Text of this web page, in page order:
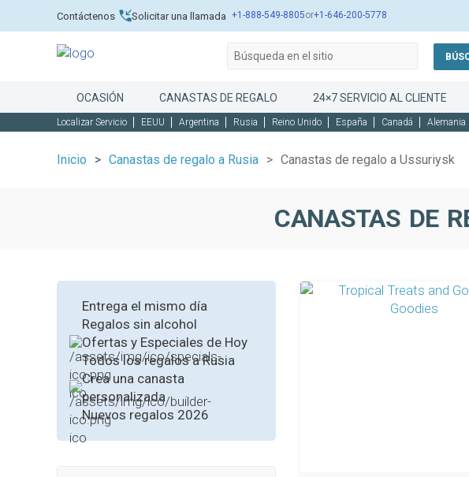
Contáctenos Solicitar una llamada +1-888-549-8805or+1-646-200-5778
OCASIÓN CANASTAS DE REGALO 24×7 SERVICIO AL CLIENTE
Localizar Servicio EEUU Argentina Rusia Reino Unido España Canadá Alemania
Inicio Canastas de regalo a Rusia Canastas de regalo a Ussuriysk
CANASTAS DE
Entrega el mismo día
Regalos sin alcohol
Ofertas y Especiales de Hoy
Todos los regalos a Rusia
Crea una canasta
personalizada
Nuevos regalos 2026